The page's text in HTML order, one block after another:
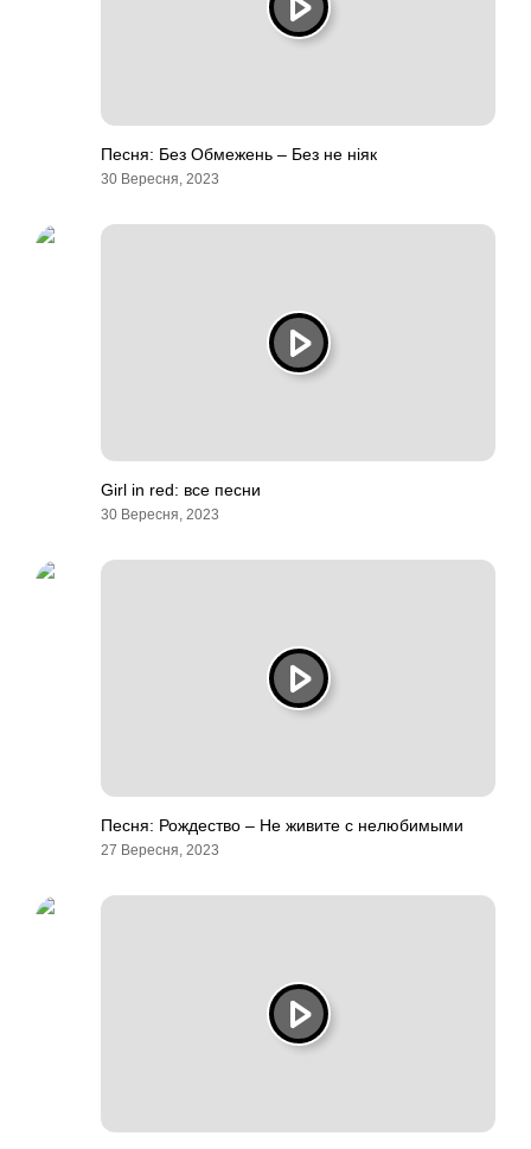
Песня: Без Обмежень – Без не ніяк
30 Вересня, 2023
Girl in red: все песни
30 Вересня, 2023
Песня: Рождество – Не живите с нелюбимыми
27 Вересня, 2023